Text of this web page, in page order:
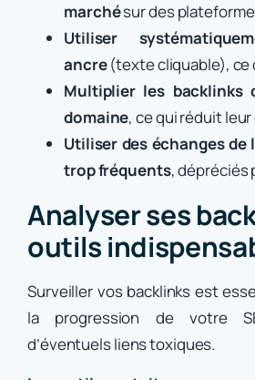
marchésur des
Utiliser
ancre(texte cliquable), ce
Multiplier les backlinks
domaine, ce qui réduit
Utiliser des échanges
trop fréquents, dépréciés
Analyser ses
outils
Surveiller vos backlinks est
la progression de votre
d’éventuels liens toxiques.